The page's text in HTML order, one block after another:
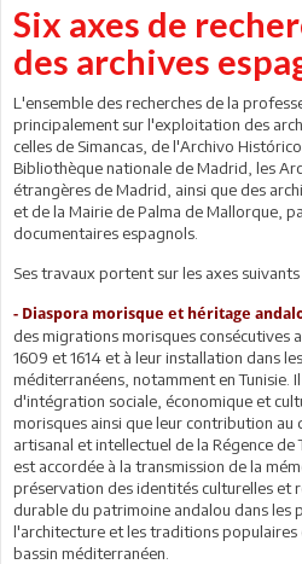
Six axes de
des archives
L'ensemble des recherches de la
principalement sur l'exploitation des
celles de Simancas, de l'Archivo
Bibliothèque nationale de Madrid, les
étrangères de Madrid, ainsi que des
et de la Mairie de Palma de Mallorque,
documentaires espagnols.
Ses travaux portent sur les axes suivants
- Diaspora morisque et héritage
des migrations morisques consécutives
1609 et 1614 et à leur installation dans
méditerranéens, notamment en Tunisie.
d'intégration sociale, économique et
morisques ainsi que leur contribution au
artisanal et intellectuel de la Régence
est accordée à la transmission de la
préservation des identités culturelles et
durable du patrimoine andalou dans les
l'architecture et les traditions populaires
bassin méditerranéen.